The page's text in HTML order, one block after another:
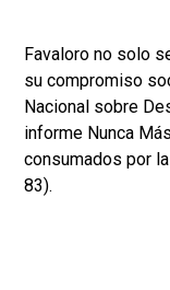
Favaloro no solo
su compromiso
Nacional sobre
informe Nunca
consumados por
83).